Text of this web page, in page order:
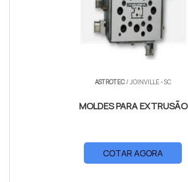
ASTROTEC/ JOINVILLE - SC
MOLDES PARA EXTRUSÃO
COTAR AGORA